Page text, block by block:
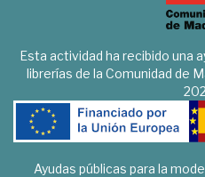
Esta actividad ha recibido una
librerías de la Comunidad de
Ayudas públicas para la